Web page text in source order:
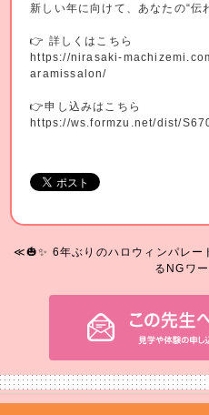
新しい年に向けて、あなたの“伝
👉 詳しくはこちら
https://nirasaki-
aramissalon/
👉申し込みはこちら
https://ws.formzu.net/dist/
≪🎃✨ 6年ぶりのハロウィンパレー
るNGワ